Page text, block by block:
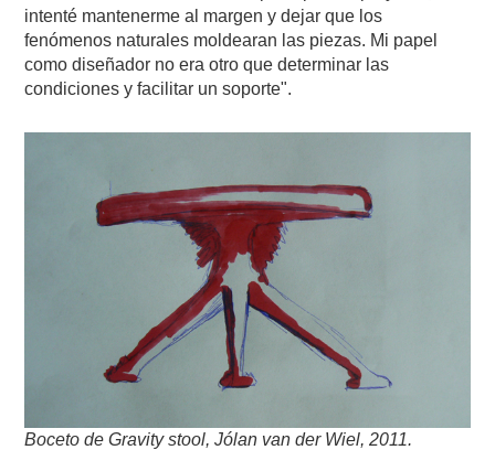
intenté mantenerme al margen y dejar que los
fenómenos naturales moldearan las piezas. Mi papel
como diseñador no era otro que determinar las
condiciones y facilitar un soporte".
Boceto de Gravity stool, Jólan van der Wiel, 2011.